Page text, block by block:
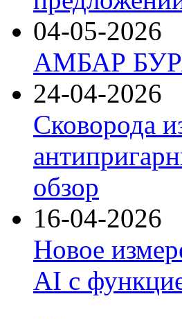
04-05-2026
АМБАР
24-04-2026
Сковорода
обзор
16-04-2026
Новое
AI с